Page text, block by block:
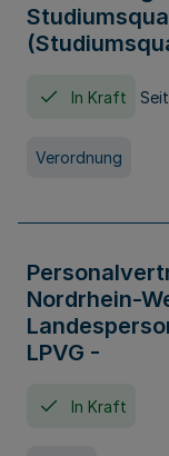
In Kraft
Verordnung
Nordrhein-
LPVG -
In Kraft